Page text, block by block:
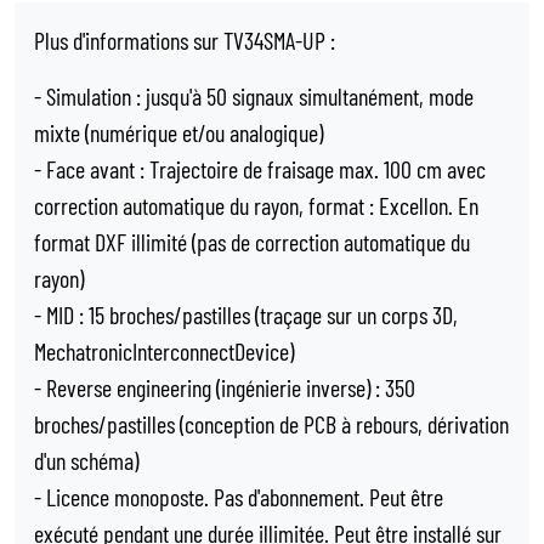
Plus d'informations sur TV34SMA-UP :
- Simulation : jusqu'à 50 signaux simultanément, mode
mixte (numérique et/ou analogique)
- Face avant : Trajectoire de fraisage max. 100 cm avec
correction automatique du rayon, format : Excellon. En
format DXF illimité (pas de correction automatique du
rayon)
- MID : 15 broches/pastilles (traçage sur un corps 3D,
MechatronicInterconnectDevice)
- Reverse engineering (ingénierie inverse) : 350
broches/pastilles (conception de PCB à rebours, dérivation
d'un schéma)
- Licence monoposte. Pas d'abonnement. Peut être
exécuté pendant une durée illimitée. Peut être installé sur